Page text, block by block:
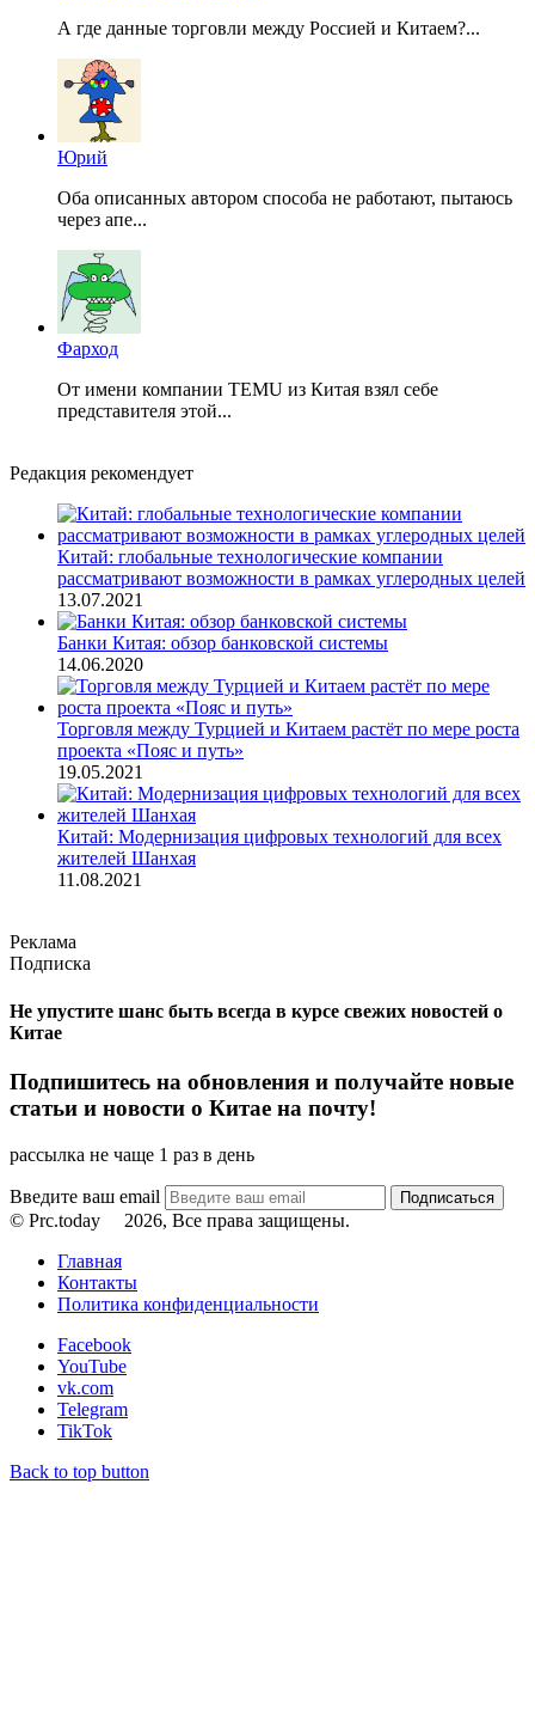
А где данные торговли между Россией и Китаем?...
Юрий
Оба описанных автором способа не работают, пытаюсь
через апе...
Фарход
От имени компании TEMU из Китая взял себе
представителя этой...
Редакция рекомендует
Китай: глобальные технологические компании
рассматривают возможности в рамках углеродных целей
13.07.2021
Банки Китая: обзор банковской системы
14.06.2020
Торговля между Турцией и Китаем растёт по мере роста
проекта «Пояс и путь»
19.05.2021
Китай: Модернизация цифровых технологий для всех
жителей Шанхая
11.08.2021
Реклама
Подписка
Не упустите шанс быть всегда в курсе свежих новостей о
Китае
Подпишитесь на обновления и получайте новые
статьи и новости о Китае на почту!
рассылка не чаще 1 раз в день
Введите ваш email
© Prc.today
2026, Все права защищены.
Главная
Контакты
Политика конфиденциальности
Facebook
YouTube
vk.com
Telegram
TikTok
Back to top button